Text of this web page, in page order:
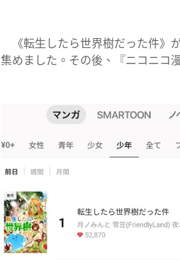
《転生したら世界樹だった件》
集めました。その後、『ニコニコ